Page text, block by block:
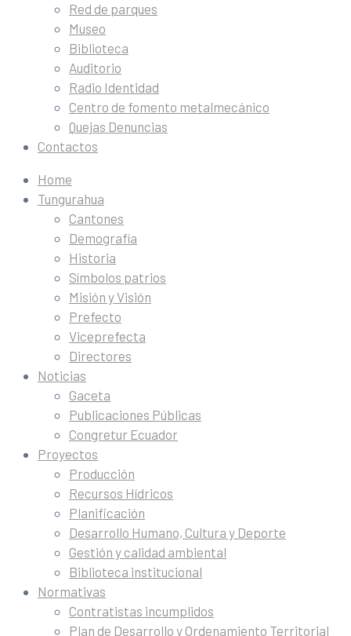
Red de parques
Museo
Biblioteca
Auditorio
Radio Identidad
Centro de fomento metalmecánico
Quejas Denuncias
Contactos
Home
Tungurahua
Cantones
Demografía
Historia
Símbolos patrios
Misión y Visión
Prefecto
Viceprefecta
Directores
Noticias
Gaceta
Publicaciones Públicas
Congretur Ecuador
Proyectos
Producción
Recursos Hídricos
Planificación
Desarrollo Humano, Cultura y Deporte
Gestión y calidad ambiental
Biblioteca institucional
Normativas
Contratistas incumplidos
Plan de Desarrollo y Ordenamiento Territorial